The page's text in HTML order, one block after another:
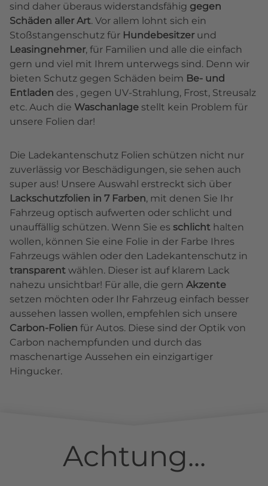
sind daher überaus widerstandsfähig gegen
Schäden aller Art. Vor allem lohnt sich ein
Stoßstangenschutz für Hundebesitzerund
Leasingnehmer, für Familien und alle die einfach
gern und viel mit Ihrem unterwegs sind. Denn wir
bieten Schutz gegen Schäden beim Be- und
Entladen des , gegen UV-Strahlung, Frost, Streusalz
etc. Auch die Waschanlage stellt kein Problem für
unsere Folien dar!
Die Ladekantenschutz Folien schützen nicht nur
zuverlässig vor Beschädigungen, sie sehen auch
super aus! Unsere Auswahl erstreckt sich über
Lackschutzfolien in 7 Farben, mit denen Sie Ihr
Fahrzeug optisch aufwerten oder schlicht und
unauffällig schützen. Wenn Sie es schlicht halten
wollen, können Sie eine Folie in der Farbe Ihres
Fahrzeugs wählen oder den Ladekantenschutz in
transparent wählen. Dieser ist auf klarem Lack
nahezu unsichtbar! Für alle, die gern Akzente
setzen möchten oder Ihr Fahrzeug einfach besser
aussehen lassen wollen, empfehlen sich unsere
Carbon-Folien für Autos. Diese sind der Optik von
Carbon nachempfunden und durch das
maschenartige Aussehen ein einzigartiger
Hingucker.
Achtung...